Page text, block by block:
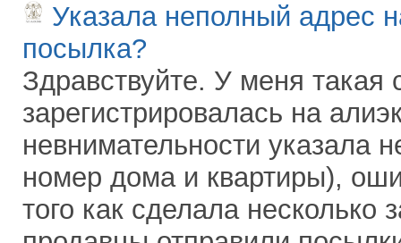
Указала неполный адрес
посылка?
Здравствуйте. У меня такая
зарегистрировалась на
невнимательности указала
номер дома и квартиры),
того как сделала несколько